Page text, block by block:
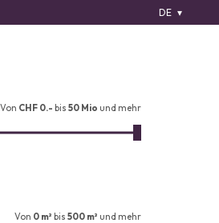
DE
Von CHF 0.- bis 50 Mio und mehr
Von 0 m² bis 500 m² und mehr